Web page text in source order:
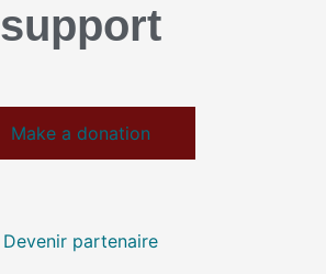
support
Make a donation
Devenir partenaire